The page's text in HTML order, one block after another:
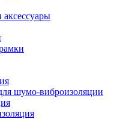
шумо-виброизоляции